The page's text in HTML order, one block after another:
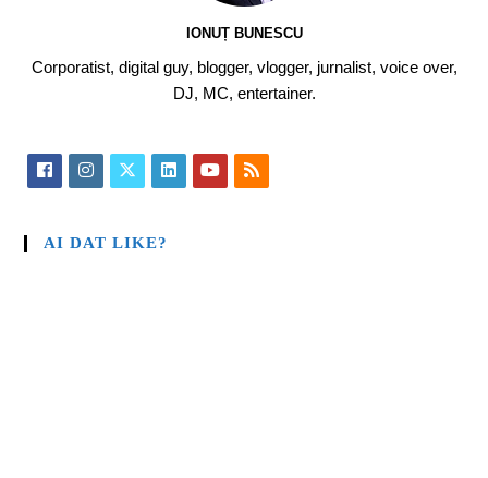
IONUȚ BUNESCU
Corporatist, digital guy, blogger, vlogger, jurnalist, voice over,
DJ, MC, entertainer.
AI DAT LIKE?